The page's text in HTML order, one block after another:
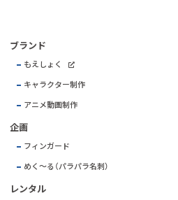
ブランド
もえしょく
キャラクター制作
アニメ動画制作
企画
フィンガード
めく～る（パラパラ名刺）
レンタル